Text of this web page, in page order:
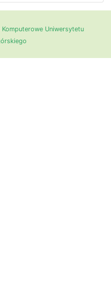
Uniwersytetu